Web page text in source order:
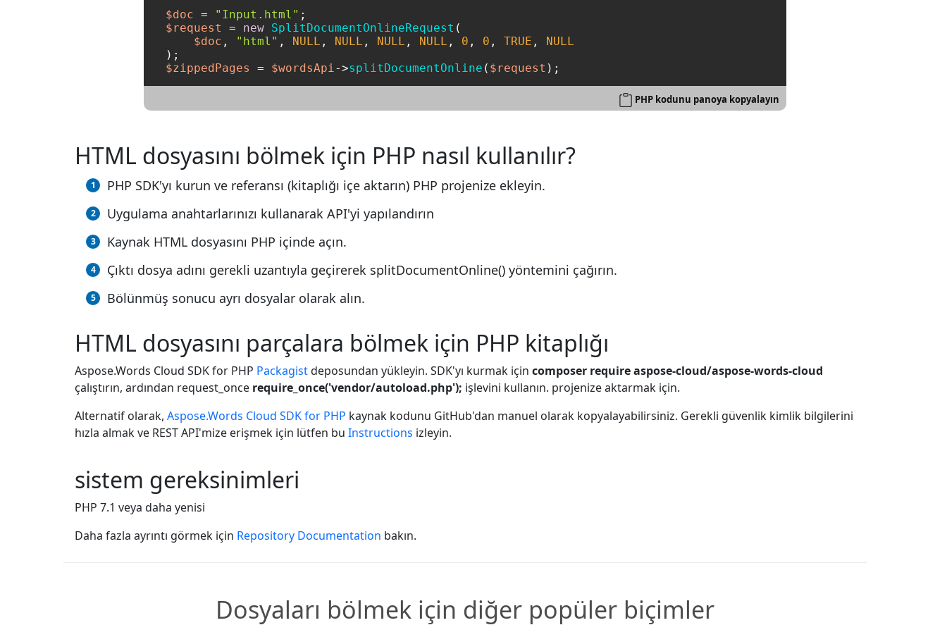
$doc = "Input.html"
$request
= new SplitDocumentOnlineRequest (
$doc , "html" , NULL , NULL , NULL , NULL , 0 , 0 , TRUE ,
NULL
$zippedPages
= $wordsApi->splitDocumentOnline ( $request );
PHP kodunu panoya kopyalayın
HTML dosyasını bölmek için PHP nasıl kullanılır?
PHP SDK'yı kurun ve referansı (kitaplığı içe aktarın) PHP projenize ekleyin.
Uygulama anahtarlarınızı kullanarak API'yi yapılandırın
Kaynak HTML dosyasını PHP içinde açın.
Çıktı dosya adını gerekli uzantıyla geçirerek splitDocumentOnline() yöntemini çağırın.
Bölünmüş sonucu ayrı dosyalar olarak alın.
HTML dosyasını parçalara bölmek için PHP kitaplığı
Aspose.Words Cloud SDK for PHP Packagistdeposundan yükleyin. SDK'yı kurmak için composer require aspose-cloud/aspose-words-cloud
çalıştırın, ardından request_once require_once('vendor/autoload.php'); işlevini kullanın. projenize aktarmak için.
Alternatif olarak, Aspose.Words Cloud SDK for PHP kaynak kodunu GitHub'dan manuel olarak kopyalayabilirsiniz. Gerekli güvenlik kimlik bilgilerini
hızla almak ve REST API'mize erişmek için lütfen bu Instructions izleyin.
sistem gereksinimleri
PHP 7.1 veya daha yenisi
Daha fazla ayrıntı görmek için Repository Documentation bakın.
Dosyaları bölmek için diğer popüler biçimler